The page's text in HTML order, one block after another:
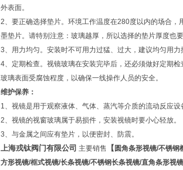
外表面。
2、要正确选择垫片。环境工作温度在280度以内的场合
墨垫片。请特别注意：玻璃越厚，所以选择的垫片厚度也要
3、用力均匀。安装时不可用力过猛、过大，建议均匀用力
4、定期检查。视镜玻璃在安装完毕后，还必须做好定期
玻璃表面受腐蚀程度，以确保一线操作人员的安全。
维护保养：
1、视镜是用于观察液体、气体、蒸汽等介质的流动反应设
2、视镜的视窗玻璃属于易损件，安装视镜时要小心轻放。
3、与金属之间应有垫片，以便密封、防震。
上海戎钛阀门有限公司 主要销售 【 圆角条形视镜/不锈钢
方形视镜/框式视镜/长条视镜/不锈钢长条视镜/直角条形视镜